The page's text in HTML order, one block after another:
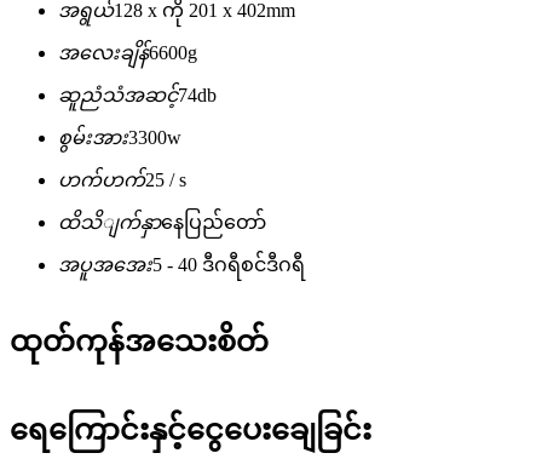
အရွယ်128 x ကို 201 x 402mm
အလေးချိန်6600g
ဆူညံသံအဆင့်74db
စွမ်းအား3300w
ဟက်ဟက်25 / s
ထိသိျက်နှာနေပြည်တော်
အပူအအေး5 - 40 ဒီဂရီစင်ဒီဂရီ
ထုတ်ကုန်အသေးစိတ်
ရေကြောင်းနှင့်ငွေပေးချေခြင်း